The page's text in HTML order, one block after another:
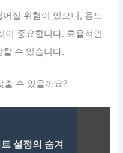
질 위험이 있으니, 용도
이 중요합니다. 효율적인
수 있습니다.
출 수 있을까요?
설정의 숨겨